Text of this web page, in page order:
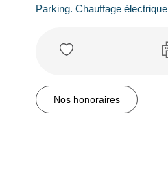
Parking. Chauffage
Nos honoraires